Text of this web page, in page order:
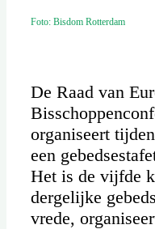
Foto: Bisdom Rotterdam
De Raad van
organiseert
een
Het is de vijfde
dergelijke
vrede,